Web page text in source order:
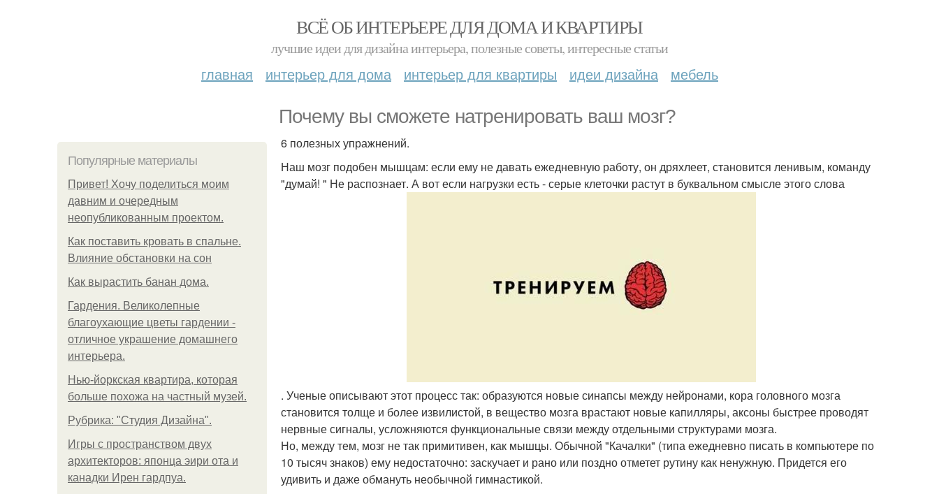
ВСЁ ОБ ИНТЕРЬЕРЕ ДЛЯ ДОМА И КВАРТИРЫ
лучшие идеи для дизайна интерьера, полезные советы, интересные статьи
главная интерьер для дома интерьер для квартиры идеи дизайна мебель
Почему вы сможете натренировать ваш мозг?
Популярные материалы
Привет! Хочу поделиться моим
давним и очередным
неопубликованным проектом.
Как поставить кровать в спальне.
Влияние обстановки на сон
Как вырастить банан дома.
Гардения. Великолепные
благоухающие цветы гардении -
отличное украшение домашнего
интерьера.
Нью-йоркская квартира, которая
больше похожа на частный музей.
Рубрика: "Студия Дизайна".
Игры с пространством двух
архитекторов: японца эири ота и
канадки Ирен гардпуа.
6 полезных упражнений.
Наш мозг подобен мышцам: если ему не давать ежедневную работу, он дряхлеет, становится ленивым, команду
"думай! " Не распознает. А вот если нагрузки есть - серые клеточки растут в буквальном смысле этого слова
. Ученые описывают этот процесс так: образуются новые синапсы между нейронами, кора головного мозга
становится толще и более извилистой, в вещество мозга врастают новые капилляры, аксоны быстрее проводят
нервные сигналы, усложняются функциональные связи между отдельными структурами мозга.
Но, между тем, мозг не так примитивен, как мышцы. Обычной "Качалки" (типа ежедневно писать в компьютере по
10 тысяч знаков) ему недостаточно: заскучает и рано или поздно отметет рутину как ненужную. Придется его
удивить и даже обмануть необычной гимнастикой.